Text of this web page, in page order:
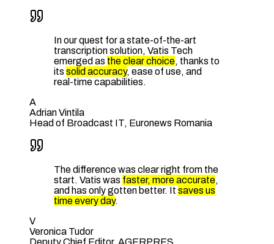
In our quest for a state-of-the-art
transcription solution, Vatis Tech
emerged as the clear choice, thanks to
its solid accuracy, ease of use, and
real-time capabilities.
A
Adrian Vintila
Head of Broadcast IT, Euronews Romania
The difference was clear right from the
start. Vatis was faster, more accurate,
and has only gotten better. It saves us
time every day.
V
Veronica Tudor